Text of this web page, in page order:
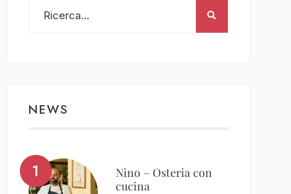
NEWS
Nino – Osteria con
cucina